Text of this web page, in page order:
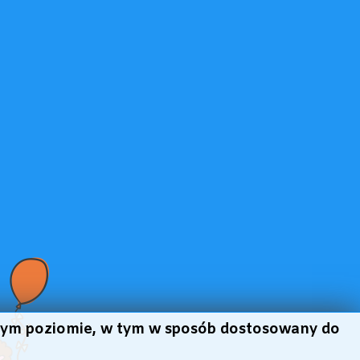
poziomie, w tym w sposób dostosowany do